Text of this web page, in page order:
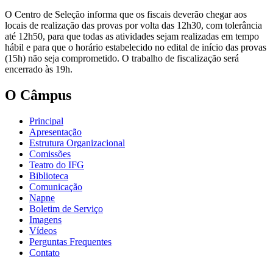
O Centro de Seleção informa que os fiscais deverão chegar aos
locais de realização das provas por volta das 12h30, com tolerância
até 12h50, para que todas as atividades sejam realizadas em tempo
hábil e para que o horário estabelecido no edital de início das provas
(15h) não seja comprometido. O trabalho de fiscalização será
encerrado às 19h.
O Câmpus
Principal
Apresentação
Estrutura Organizacional
Comissões
Teatro do IFG
Biblioteca
Comunicação
Napne
Boletim de Serviço
Imagens
Vídeos
Perguntas Frequentes
Contato